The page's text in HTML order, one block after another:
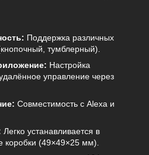
Поддержка различных
тумблерный).
Настройка
управление через
Совместимость с Alexa и
Легко устанавливается в
коробки (49×49×25 мм).